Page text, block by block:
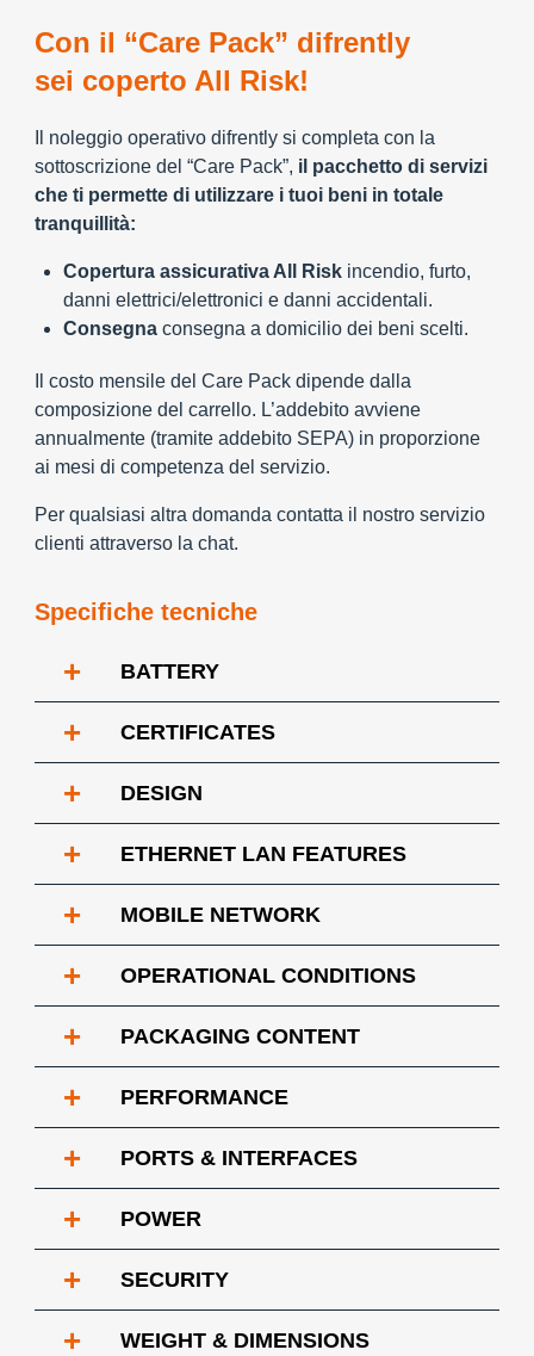
Con il “Care Pack” difrently
sei coperto All Risk!
Il noleggio operativo difrently si completa con la
sottoscrizione del “Care Pack”, il pacchetto di servizi
che ti permette di utilizzare i tuoi beni in totale
tranquillità:
Copertura assicurativa All Risk incendio, furto,
danni elettrici/elettronici e danni accidentali.
Consegna consegna a domicilio dei beni scelti.
Il costo mensile del Care Pack dipende dalla
composizione del carrello. L’addebito avviene
annualmente (tramite addebito SEPA) in proporzione
ai mesi di competenza del servizio.
Per qualsiasi altra domanda contatta il nostro servizio
clienti attraverso la chat.
Specifiche tecniche
+ BATTERY
+ CERTIFICATES
+ DESIGN
+ ETHERNET LAN FEATURES
+ MOBILE NETWORK
+ OPERATIONAL CONDITIONS
+ PACKAGING CONTENT
+ PERFORMANCE
+ PORTS & INTERFACES
+ POWER
+ SECURITY
+ WEIGHT & DIMENSIONS